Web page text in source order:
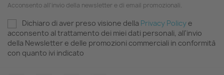
Acconsento all'invio della newsletter e di email promozionali.
Dichiaro di aver preso visione della Privacy Policye
acconsento al trattamento dei miei dati personali, all'invio
della Newsletter e delle promozioni commerciali in conformità
con quanto ivi indicato